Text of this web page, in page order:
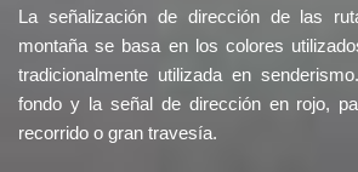
La señalización de dirección de las
montaña se basa en los colores
tradicionalmente utilizada en
fondo y la señal de dirección en rojo,
recorrido o gran travesía.